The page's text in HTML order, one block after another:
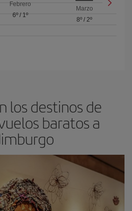
Febrero
6º/ 1º
Marzo
8º /2º
los destinos de
baratos a